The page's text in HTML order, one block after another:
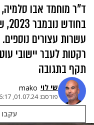
ד"ר מוחמד אבו
עשרות עצורים
רקטות לעבר יישובי
תקף בתגובה
שי לוי mako
פורסם:01.07.24, 06:17
עקבו